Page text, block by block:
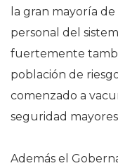
la gran mayoría
personal del
fuertemente
población de
comenzado a
seguridad
Además el